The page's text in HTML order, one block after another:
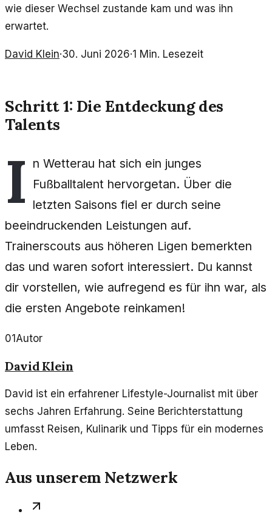
wie dieser Wechsel zustande kam und was ihn
erwartet.
David Klein·30. Juni 2026·1 Min. Lesezeit
Schritt 1: Die Entdeckung des
Talents
I n Wetterau hat sich ein junges
Fußballtalent hervorgetan. Über die
letzten Saisons fiel er durch seine
beeindruckenden Leistungen auf.
Trainerscouts aus höheren Ligen bemerkten
das und waren sofort interessiert. Du kannst
dir vorstellen, wie aufregend es für ihn war, als
die ersten Angebote reinkamen!
01 Autor
David Klein
David ist ein erfahrener Lifestyle-Journalist mit über
sechs Jahren Erfahrung. Seine Berichterstattung
umfasst Reisen, Kulinarik und Tipps für ein modernes
Leben.
Aus unserem Netzwerk